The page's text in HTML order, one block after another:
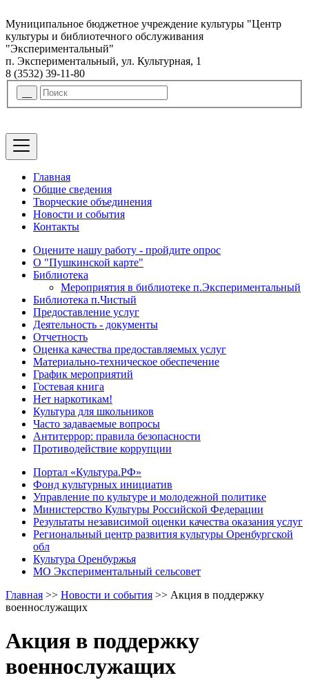
Муниципальное бюджетное учреждение культуры "Центр
культуры и библиотечного обслуживания
"Экспериментальный"
п. Экспериментальный, ул. Культурная, 1
8 (3532) 39-11-80
Главная
Общие сведения
Творческие объединения
Новости и события
Контакты
Оцените нашу работу - пройдите опрос
О "Пушкинской карте"
Библиотека
Мероприятия в библиотеке п.Экспериментальный
Библиотека п.Чистый
Предоставление услуг
Деятельность - документы
Отчетность
Оценка качества предоставляемых услуг
Материально-техническое обеспечение
График мероприятий
Гостевая книга
Нет наркотикам!
Культура для школьников
Часто задаваемые вопросы
Антитеррор: правила безопасности
Противодействие коррупции
Портал «Культура.РФ»
Фонд культурных инициатив
Управление по культуре и молодежной политике
Министерство Культуры Российской Федерации
Результаты независимой оценки качества оказания услуг
Региональный центр развития культуры Оренбургской
обл
Культура Оренбуржья
МО Экспериментальный сельсовет
Главная >> Новости и события >> Акция в поддержку
военнослужащих
Акция в поддержку
военнослужащих